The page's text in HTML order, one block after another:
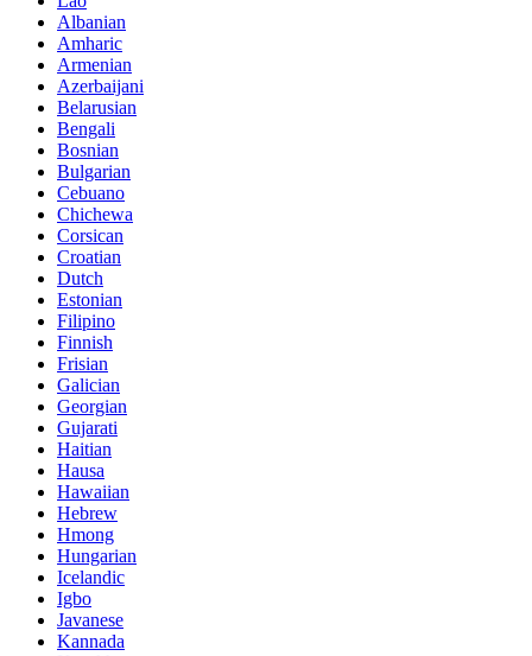
Albanian
Amharic
Armenian
Azerbaijani
Belarusian
Bengali
Bosnian
Bulgarian
Cebuano
Chichewa
Corsican
Croatian
Dutch
Estonian
Filipino
Finnish
Frisian
Galician
Georgian
Gujarati
Haitian
Hausa
Hawaiian
Hebrew
Hmong
Hungarian
Icelandic
Igbo
Javanese
Kannada